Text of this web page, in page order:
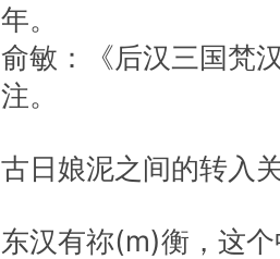
年。
俞敏：《后汉三国梵
注。
古日娘泥之间的转入
东汉有祢(m)衡，这